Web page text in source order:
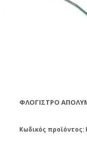
ΦΛΌΓΙΣΤΡΟ
Κωδικός προϊόντος: